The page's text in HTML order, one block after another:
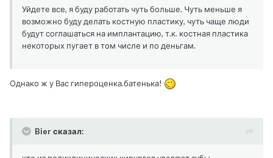
Уйдете все, я буду работать чуть больше. Чуть меньше я
возможно буду делать костную пластику, чуть чаще люди
будут соглашаться на имплантацию, т.к. костная пластика
некоторых пугает в том числе и по деньгам.
Однако ж у Вас гипероценка.батенька!
Bier сказал: